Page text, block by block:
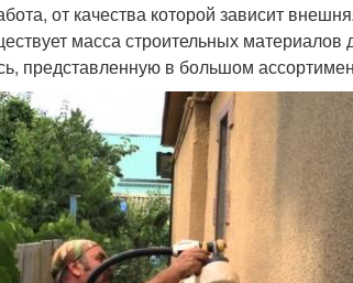
от качества которой зависит
масса строительных
представленную в большом